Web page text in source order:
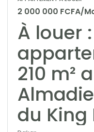
2 000 000 FCFA/
À louer
210 m²
du King